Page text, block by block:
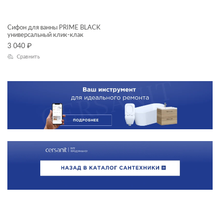
Сифон для ванны PRIME BLACK
универсальный клик-клак
3 040 ₽
Сравнить